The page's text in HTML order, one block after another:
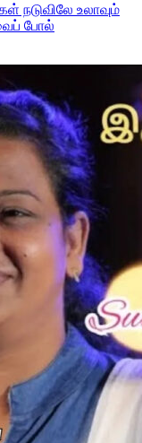
நடுவிலே உலாவும்
போல்